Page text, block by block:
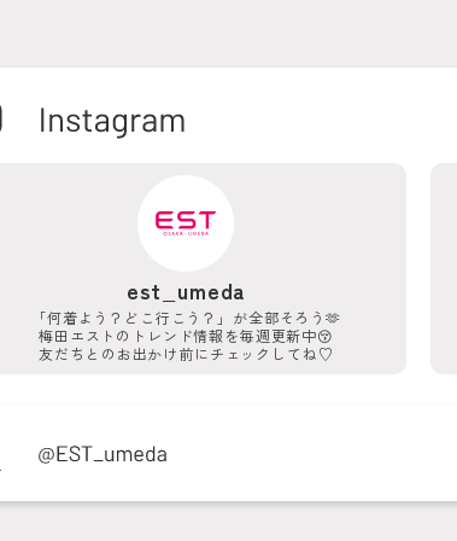
est_umeda
「何着よう？どこ行こう？」が全部そろう🫶
梅田エストのトレンド情報を毎週更新中😚
友だちとのお出かけ前にチェックしてね♡